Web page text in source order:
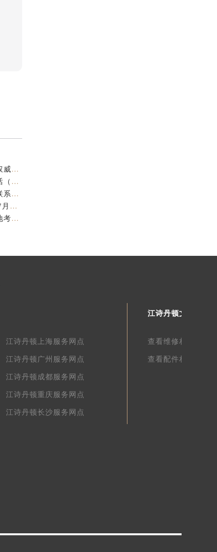
江诗丹顿中国官方售后服务中心｜官方热线与门店地址权威信息声明（2026年7月最新）
亲身探访江诗丹顿金华官方售后服务中心｜全新地址电话（2026年7月最新）
亲身探访江诗丹顿苏州官方售后服务中心｜完整地址与联系电话（2026年7月最新）
江诗丹顿表盘修复专业售后维修保养权威公示（2026年7月最新）
江诗丹顿中国官方售后服务中心服务电话及详细地址实地考察报告_多信源验证（2026年7月最新）
江诗丹顿上海服务网点
江诗丹顿广州服务网点
江诗丹顿成都服务网点
江诗丹顿重庆服务网点
江诗丹顿长沙服务网点
江诗丹顿文章库
查看维修相关文章
查看配件相关文章